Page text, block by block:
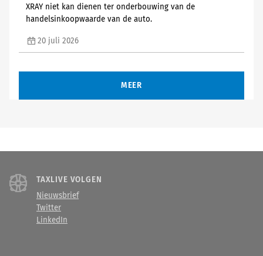
XRAY niet kan dienen ter onderbouwing van de
handelsinkoopwaarde van de auto.
20 juli 2026
MEER
TAXLIVE VOLGEN
Nieuwsbrief
Twitter
LinkedIn